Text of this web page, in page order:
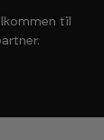
til